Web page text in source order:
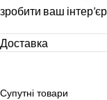
зробити ваш
Доставка
Супутні товари